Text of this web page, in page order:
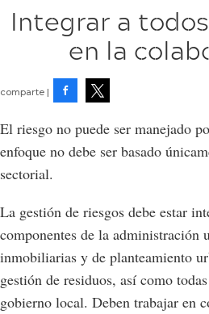
Integrar a
en la
El riesgo no puede ser manejado
enfoque no debe ser basado
sectorial.
La gestión de riesgos debe estar
componentes de la administración
inmobiliarias y de planteamiento
gestión de residuos, así como
gobierno local. Deben trabajar en